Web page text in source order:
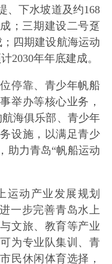
、下水坡道及约168
；三期建设二号趸
四期建设航海运动
2030年年底建成。
停靠、青少年帆船
举办等核心业务，
海俱乐部、青少年
设施，以满足青少
助力青岛“帆船运动
运动产业发展规划
一步完善青岛水上
文旅、教育等产业
为专业队集训、青
民休闲体育选择，